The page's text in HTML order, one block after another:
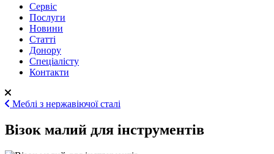
Сервіс
Послуги
Новини
Статті
Донору
Спеціалісту
Контакти
Меблі з нержавіючої сталі
Візок малий для інструментів